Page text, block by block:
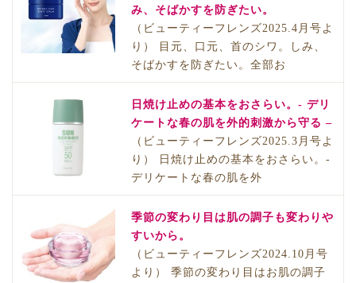
み、そばかすを防ぎたい。
（ビューティーフレンズ2025.4月号よ
り） 目元、口元、首のシワ。しみ、
そばかすを防ぎたい。全部お
日焼け止めの基本をおさらい。- デリ
ケートな春の肌を外的刺激から守る –
（ビューティーフレンズ2025.3月号よ
り） 日焼け止めの基本をおさらい。-
デリケートな春の肌を外
季節の変わり目は肌の調子も変わりや
すいから。
（ビューティーフレンズ2024.10月号
より） 季節の変わり目はお肌の調子